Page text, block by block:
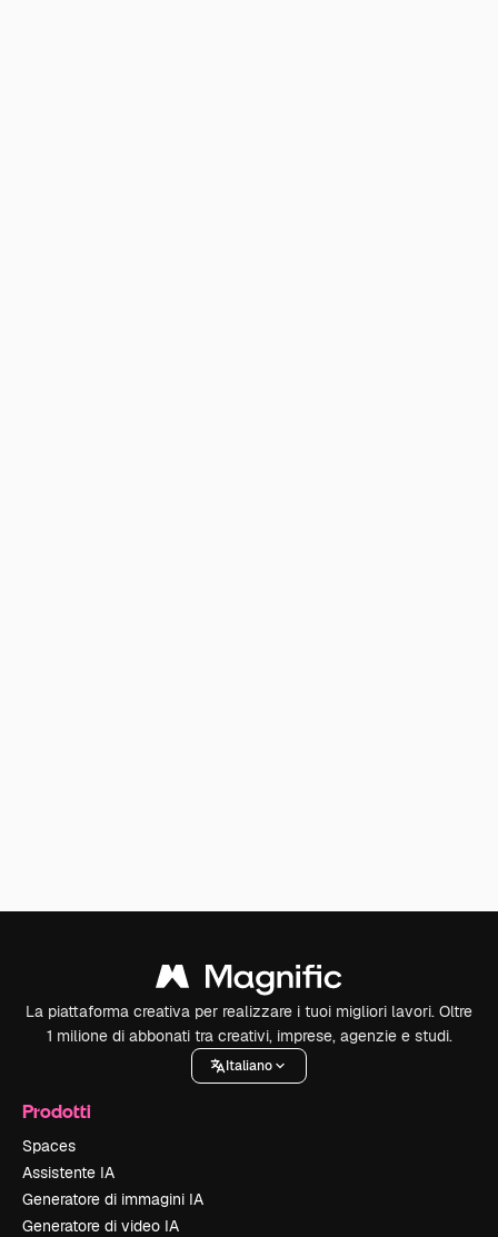
La piattaforma creativa per realizzare i tuoi migliori lavori. Oltre
1 milione di abbonati tra creativi, imprese, agenzie e studi.
Italiano
Prodotti
Spaces
Assistente IA
Generatore di immagini IA
Generatore di video IA